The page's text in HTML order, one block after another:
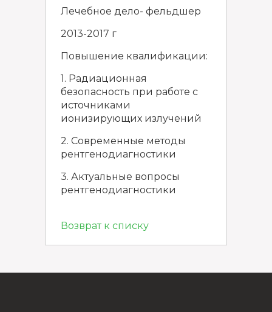
Лечебное дело- фельдшер
2013-2017 г
Повышение квалификации:
1. Радиационная
безопасность при работе с
источниками
ионизирующих излучений
2. Современные методы
рентгенодиагностики
3. Актуальные вопросы
рентгенодиагностики
Возврат к списку